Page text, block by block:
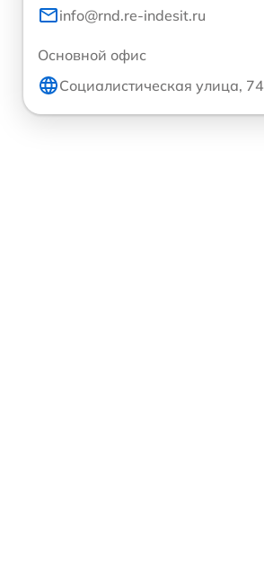
info@rnd.re-indesit.ru
Основной офис
Социалистическая улица, 74